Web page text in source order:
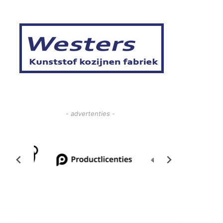
- advertenties -